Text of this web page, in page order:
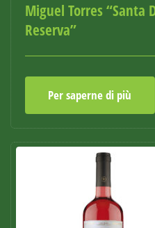
Miguel Torres “Santa
Reserva”
Per saperne di più